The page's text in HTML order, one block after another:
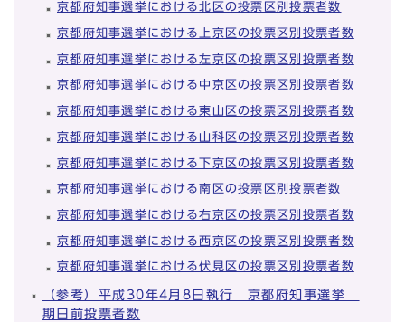
京都府知事選挙における北区の投票区別投票者数
京都府知事選挙における上京区の投票区別投票者数
京都府知事選挙における左京区の投票区別投票者数
京都府知事選挙における中京区の投票区別投票者数
京都府知事選挙における東山区の投票区別投票者数
京都府知事選挙における山科区の投票区別投票者数
京都府知事選挙における下京区の投票区別投票者数
京都府知事選挙における南区の投票区別投票者数
京都府知事選挙における右京区の投票区別投票者数
京都府知事選挙における西京区の投票区別投票者数
京都府知事選挙における伏見区の投票区別投票者数
（参考）平成30年4月8日執行 京都府知事選挙
期日前投票者数